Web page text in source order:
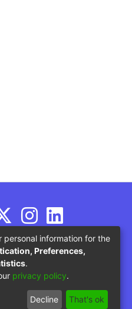
de Educación
personal information for the
Preferences,
.
privacy policy.
Decline That's ok